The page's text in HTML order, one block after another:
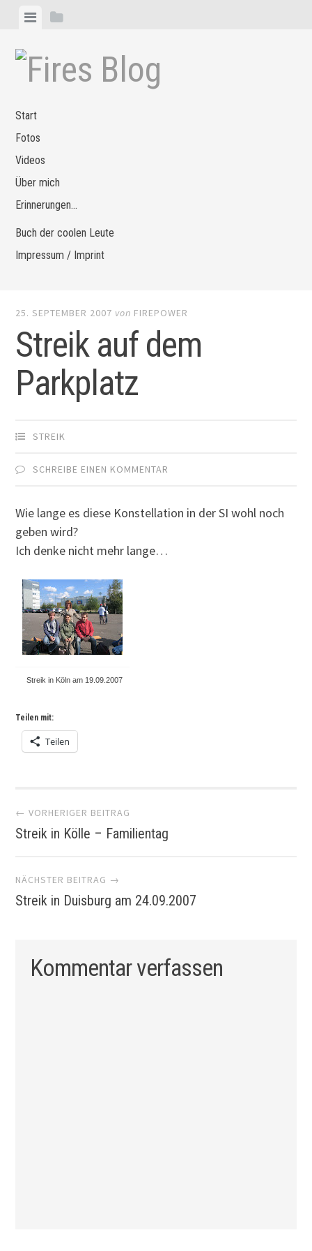
Zum
springen
MenüSeitenleiste
Start
Fotos
Videos
Über mich
Erinnerungen…
Buch der coolen Leute
Impressum / Imprint
25. SEPTEMBER 2007 von FIREPOWER
Streik auf dem
Parkplatz
STREIK
SCHREIBE EINEN KOMMENTAR
Wie lange es diese Konstellation in der SI wohl noch
geben wird?
Ich denke nicht mehr lange…
Streik in Köln am 19.09.2007
Teilen mit:
Teilen
Artikel-
Navigation
← VORHERIGER BEITRAG
Streik in Kölle – Familientag
NÄCHSTER BEITRAG →
Streik in Duisburg am 24.09.2007
Kommentar verfassen